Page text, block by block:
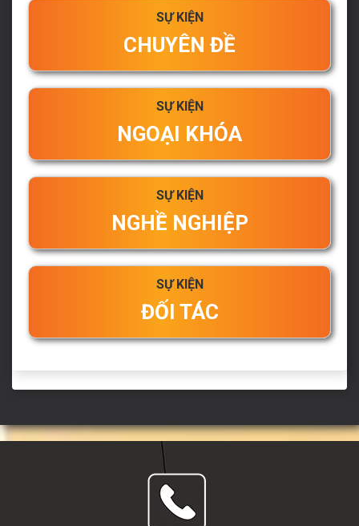
SỰ KIỆN
CHUYÊN ĐỀ
SỰ KIỆN
NGOẠI KHÓA
SỰ KIỆN
NGHỀ NGHIỆP
SỰ KIỆN
ĐỐI TÁC